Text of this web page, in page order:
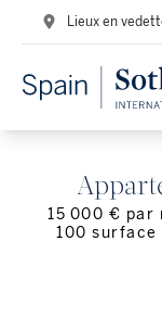
Lieux en
15 000 € par
100 surface